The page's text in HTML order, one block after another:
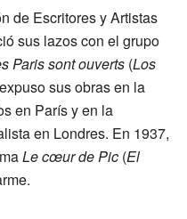
de Escritores y Artistas
sus lazos con el grupo
Paris sont ouverts (Los
sus obras en la
en París y en la
en Londres. En 1937,
Le cœur de Pic (El